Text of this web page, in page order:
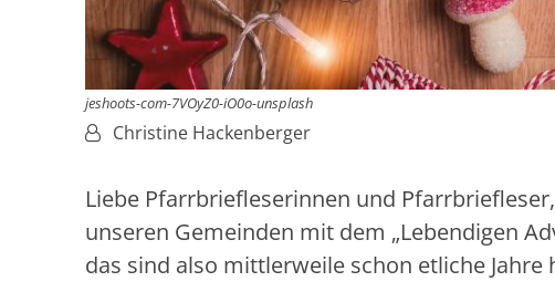
jeshoots-com-7VOyZ0-iO0o-unsplash
Von:Christine Hackenberger
Liebe Pfarrbriefleserinnen und
unseren Gemeinden mit dem „Lebendigen
das sind also mittlerweile schon etliche Jahre